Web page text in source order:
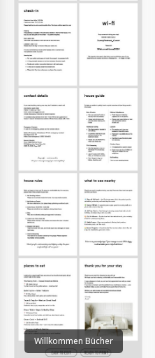
Willkommen Bücher